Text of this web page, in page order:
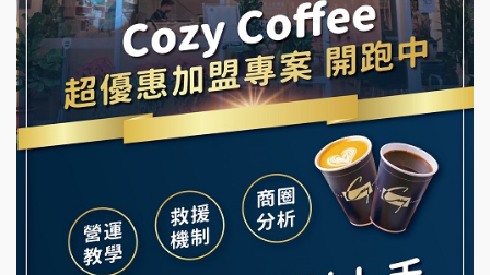
早安山丘加盟說明會
冰封仙果加盟說明會
Ramble Café 漫步藍咖啡加盟說明會
微風亭鐵板燒加盟說明會
鮮茶道加盟說明會
龍涎居好湯加盟說明會
舒油頭加盟說明會
韓金量加盟說明會
Mr.Wish加盟說明會